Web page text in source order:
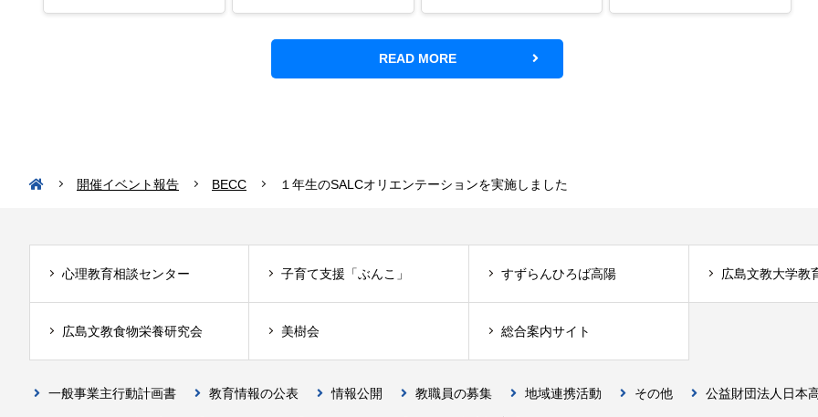
READ MORE
開催イベント報告 BECC １年生のSALCオリエンテーションを実施しました
心理教育相談センター 子育て支援「ぶんこ」 すずらんひろば高陽 広島文教大学教
広島文教食物栄養研究会 美樹会 総合案内サイト
一般事業主行動計画書 教育情報の公表 情報公開 教職員の募集 地域連携活動 その他
公益財団法人日本